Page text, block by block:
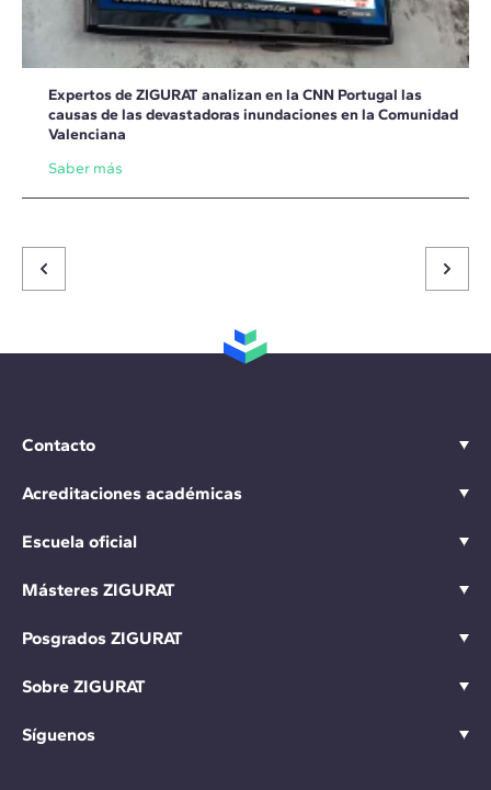
Expertos de ZIGURAT analizan en la CNN Portugal las
causas de las devastadoras inundaciones en la Comunidad
Valenciana
Saber más
Contacto
Acreditaciones académicas
Escuela oficial
Másteres ZIGURAT
Posgrados ZIGURAT
Sobre ZIGURAT
Síguenos